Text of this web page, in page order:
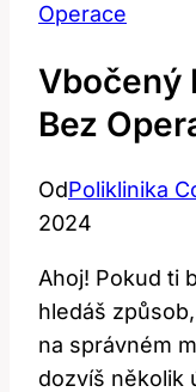
Operace
Vbočený
Bez
OdPoliklinika
2024
Ahoj! Pokud ti
hledáš
na správném
dozvíš několik